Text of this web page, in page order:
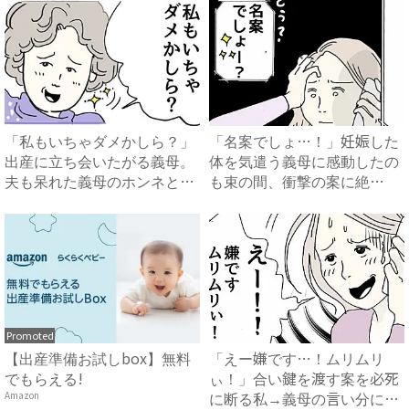
「私もいちゃダメかしら？」
出産に立ち会いたがる義母。
夫も呆れた義母のホンネと
「名案でしょ…！」妊娠した
体を気遣う義母に感動したの
も束の間、衝撃の案に絶
Promoted
【出産準備お試しbox】無料
でもらえる!
Amazon
「えー嫌です…！ムリムリ
ぃ！」合い鍵を渡す案を必死
に断る私→義母の言い分にあ